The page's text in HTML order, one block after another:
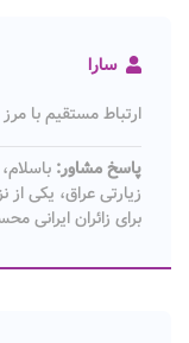
سارا
ارتباط مستقیم با
پاسخ مشاور:
زیارتی عراق، یکی
برای زائران ایرانی